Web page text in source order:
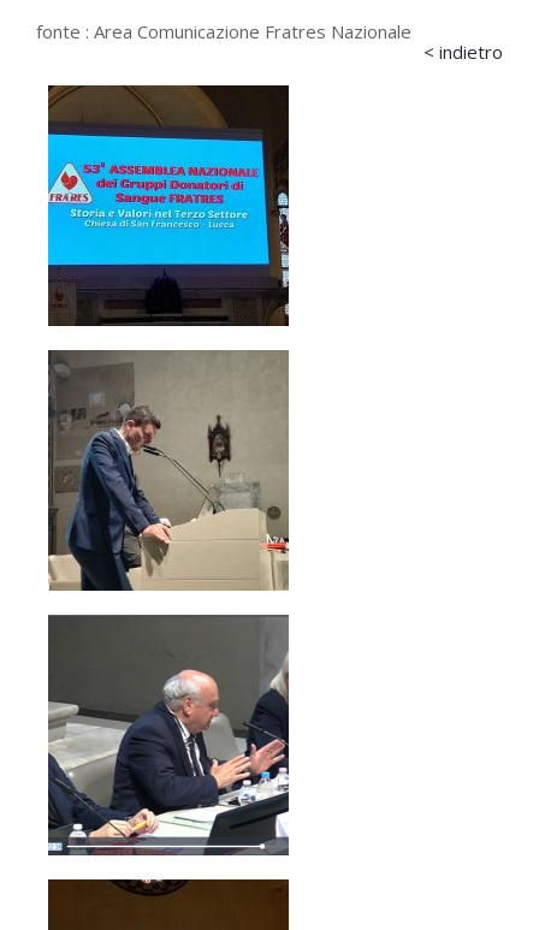
fonte : Area Comunicazione Fratres Nazionale
< indietro